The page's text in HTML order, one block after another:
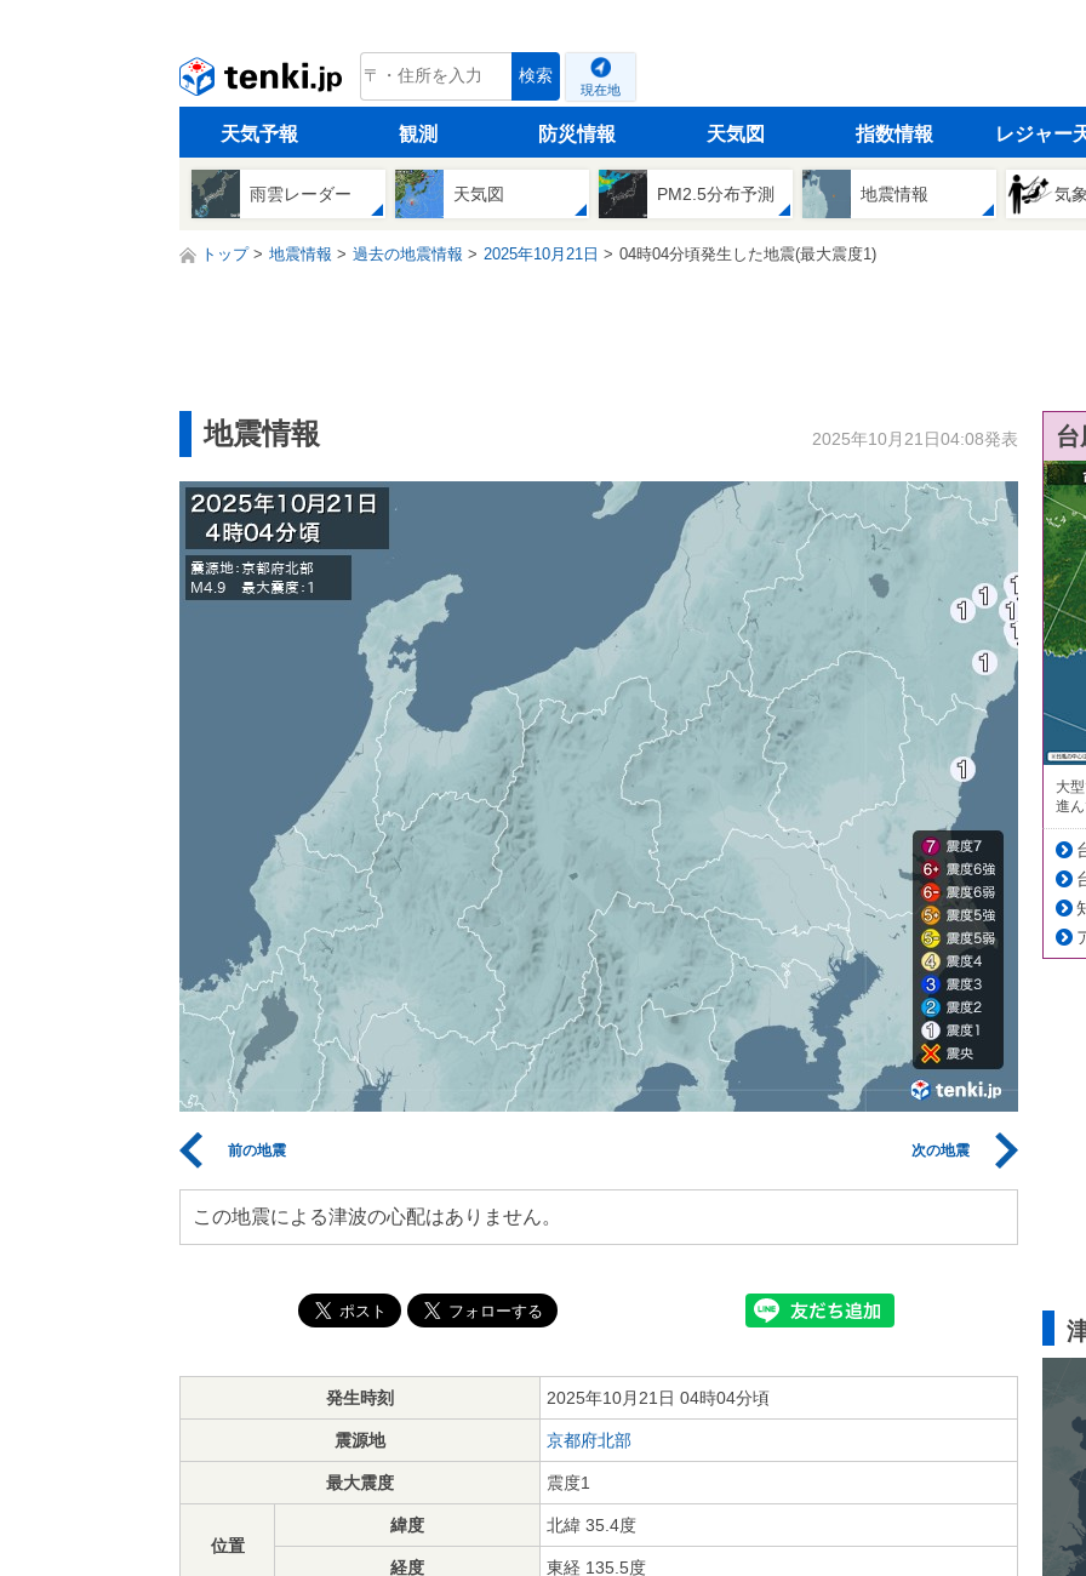
tenki.jp 検索
現在地
天気予報 観測 防災情報 天気図 指数情報 レジャー
雨雲レーダー 天気図 PM2.5分布予測 地震情報 気
トップ 地震情報 過去の地震情報 2025年10月21日 04時04分頃発生した地震(最大震度1)
地震情報 2025年10月21日04:08発表
前の地震 次の地震
この地震による津波の心配はありません。
発生時刻 2025年10月21日 04時04分頃
震源地 京都府北部
最大震度 震度1
位置
緯度 北緯 35.4度
経度 東経 135.5度
大
進